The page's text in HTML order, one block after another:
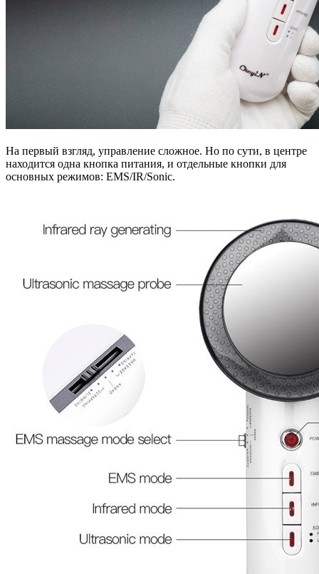
На первый взгляд, управление сложное. Но по сути, в центре
находится одна кнопка питания, и отдельные кнопки для
основных режимов: EMS/IR/Sonic.